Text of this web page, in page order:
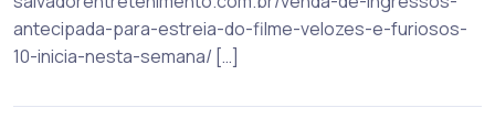
antecipada-para-estreia-do-filme-velozes-e-furiosos-
10-inicia-nesta-semana/ […]